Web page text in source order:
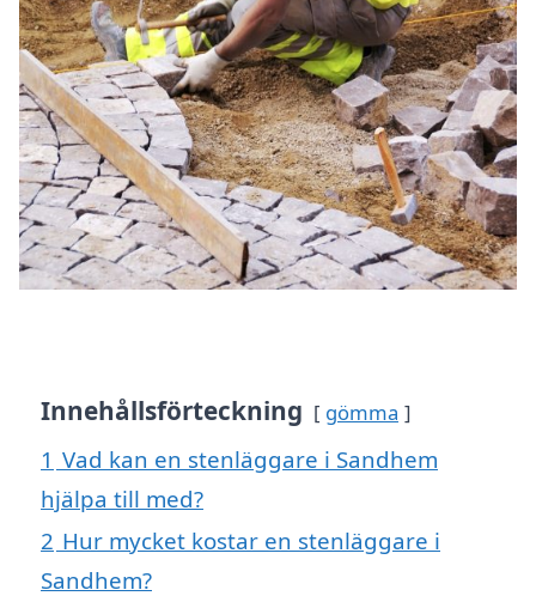
Innehållsförteckning gömma
1 Vad kan en stenläggare i Sandhem
hjälpa till med?
2 Hur mycket kostar en stenläggare i
Sandhem?